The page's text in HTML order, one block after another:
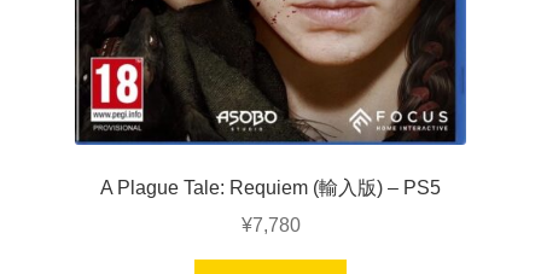
A Plague Tale: Requiem (輸入版) – PS5
¥7,780